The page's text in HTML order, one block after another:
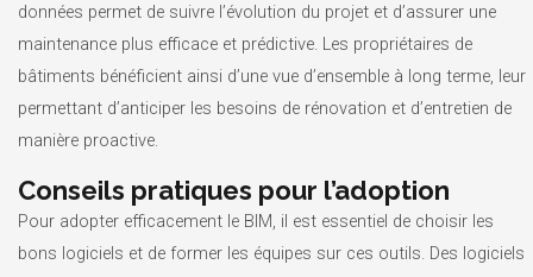
données permet de suivre l’évolution du projet et d’assurer une
maintenance plus efficace et prédictive. Les propriétaires de
bâtiments bénéficient ainsi d’une vue d’ensemble à long terme, leur
permettant d’anticiper les besoins de rénovation et d’entretien de
manière proactive.
Conseils pratiques pour l’adoption
Pour adopter efficacement le BIM, il est essentiel de choisir les
bons logiciels et de former les équipes sur ces outils. Des logiciels